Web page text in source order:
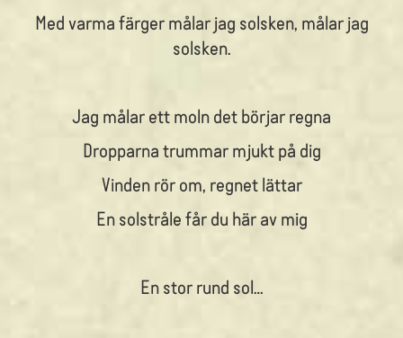
Med varma färger målar jag solsken, målar jag
solsken.
Jag målar ett moln det börjar regna
Dropparna trummar mjukt på dig
Vinden rör om, regnet lättar
En solstråle får du här av mig
En stor rund sol…